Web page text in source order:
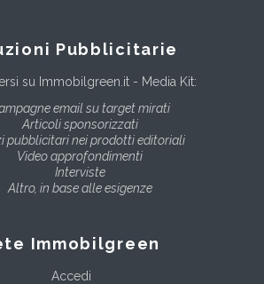
Pubblicitarie
su Immobilgreen.it - Media Kit:
email su target mirati
Articoli sponsorizzati
pubblicitari nei prodotti editoriali
Video approfondimenti
Interviste
Altro, in base alle esigenze
Immobilgreen
Accedi